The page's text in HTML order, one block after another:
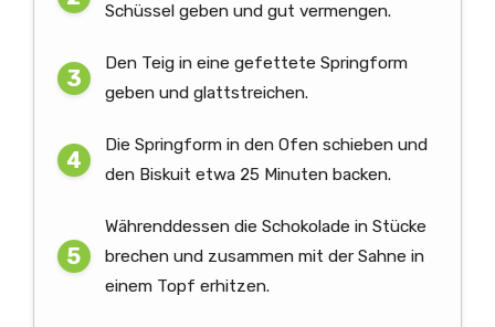
Schüssel geben und gut vermengen.
Den Teig in eine gefettete Springform
geben und glattstreichen.
Die Springform in den Ofen schieben und
den Biskuit etwa 25 Minuten backen.
Währenddessen die Schokolade in Stücke
brechen und zusammen mit der Sahne in
einem Topf erhitzen.